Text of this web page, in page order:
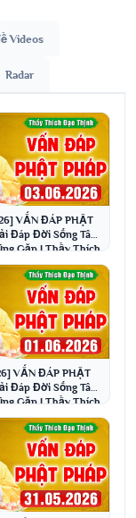
Videos
Radar
VẤN ĐÁP PHẬT
Đáp Đời Sống Tâm
Gặp | Thầy Thích
VẤN ĐÁP PHẬT
Đáp Đời Sống Tâm
Gặp | Thầy Thích